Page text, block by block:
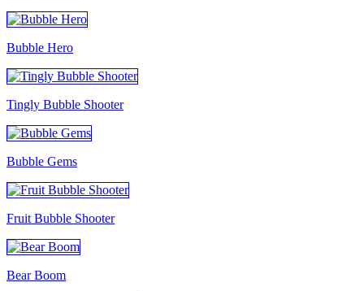
Bubble Hero
Tingly Bubble Shooter
Bubble Gems
Fruit Bubble Shooter
Bear Boom